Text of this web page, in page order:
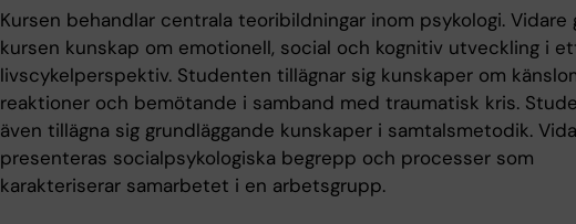
Kursen behandlar centrala teoribildningar inom psykologi. Vidare
kursen kunskap om emotionell, social och kognitiv utveckling i
livscykelperspektiv. Studenten tillägnar sig kunskaper om
reaktioner och bemötande i samband med traumatisk kris.
även tillägna sig grundläggande kunskaper i samtalsmetodik.
presenteras socialpsykologiska begrepp och processer som
karakteriserar samarbetet i en arbetsgrupp.